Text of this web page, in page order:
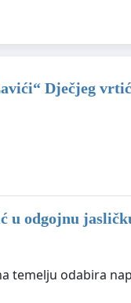
Dječjeg
odgojnu
odabira